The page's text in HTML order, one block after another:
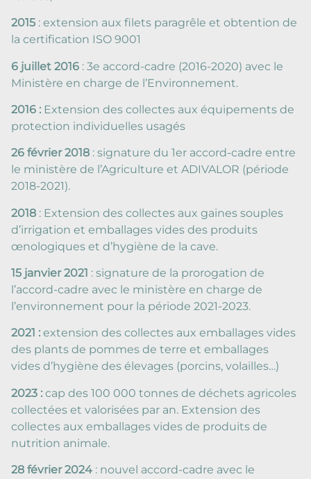
2015 : extension aux filets paragrêle et obtention de
la certification ISO 9001
6 juillet 2016 : 3e accord-cadre (2016-2020) avec le
Ministère en charge de l’Environnement.
2016 : Extension des collectes aux équipements de
protection individuelles usagés
26 février 2018 : signature du 1er accord-cadre entre
le ministère de l’Agriculture et ADIVALOR (période
2018-2021).
2018 : Extension des collectes aux gaines souples
d’irrigation et emballages vides des produits
œnologiques et d’hygiène de la cave.
15 janvier 2021 : signature de la prorogation de
l’accord-cadre avec le ministère en charge de
l’environnement pour la période 2021-2023.
2021 : extension des collectes aux emballages vides
des plants de pommes de terre et emballages
vides d’hygiène des élevages (porcins, volailles…)
2023 : cap des 100 000 tonnes de déchets agricoles
collectées et valorisées par an. Extension des
collectes aux emballages vides de produits de
nutrition animale.
28 février 2024 : nouvel accord-cadre avec le